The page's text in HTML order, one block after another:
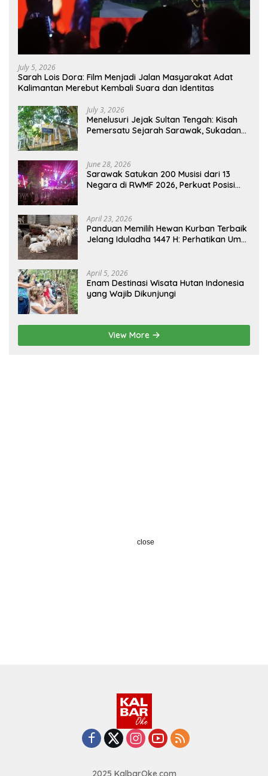
July 5, 2026
Sarah Lois Dora: Film Menjadi Jalan Masyarakat Adat
Kalimantan Merebut Kembali Suara dan Identitas
July 3, 2026
Menelusuri Jejak Sultan Tengah: Kisah
Pemersatu Sejarah Sarawak, Sukadana,
June 28, 2026
Sarawak Satukan 200 Musisi dari 13
Negara di RWMF 2026, Perkuat Posisi
April 23, 2026
Panduan Memilih Hewan Kurban Terbaik
Jelang Iduladha 1447 H: Perhatikan Umur
April 5, 2026
Enam Destinasi Wisata Hutan Indonesia
yang Wajib Dikunjungi
View More
2025 KalbarOke.com
close